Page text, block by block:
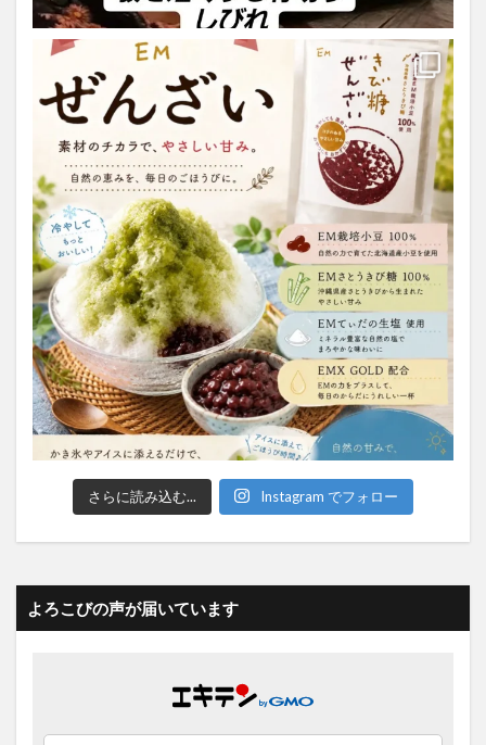
さらに読み込む... Instagram でフォロー
よろこびの声が届いています